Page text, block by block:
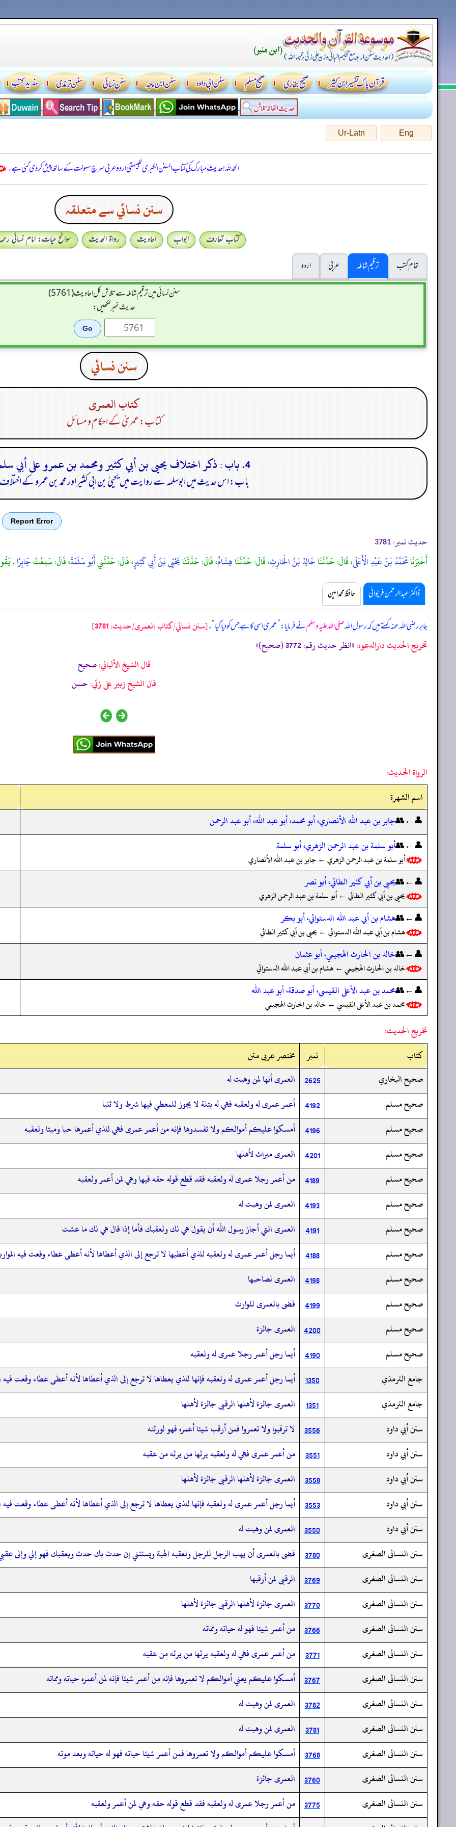
Eng
Ur-Latn
الحمدللہ! حدیث مبارک کی کتاب السنن الكبرى للبيهقي اردو عربی سرچ سہولت کے ساتھ پیش کر دی گئی ہے۔
سنن نسائي سے متعلقہ
کتاب تعارف ابواب احادیث رواۃ الحدیث
سوانح حیات: امام نسائی
تمام کتب
ترقیم شاملہ عربی
اردو
سنن نسائی میں ترقیم شاملہ سے تلاش کل احادیث (5761)
حدیث نمبر لکھیں:
سنن نسائي
كتاب العمرى
کتاب: عمریٰ کے احکام و مسائل
4. باب : ذكر اختلاف يحيى بن أبي كثير ومحمد بن عمرو على أبي سلمة فيه
باب: اس حدیث میں ابوسلمہ سے روایت میں یحییٰ بن ابی کثیر اور محمد بن عمرو کے
Report Error
حدیث نمبر: 3781
أَخْبَرَنَامُحَمَّدُ بْنُ عَبْدِ الْأَعْلَى، قَالَ: حَدَّثَنَاخَالِدُ بْنُ الْحَارِثِ، قَالَ: حَدَّثَنَاهِشَامٌ، قَالَ: حَدَّثَنَايَحْيَى بْنُ أَبِي كَثِيرٍ، قَالَ: حَدَّثَنِيأَبُو سَلَمَةَ، قَالَ: سَمِعْتُجَابِرًا,
ڈاکٹر عبدالرحمٰن فریوائی حافظ محمد امین
جابر رضی الله عنہ کہتے ہیں کہرسول اللہصلی اللہ علیہ وسلمنے فرمایا:”عمریٰ اسی کا ہے جس کو دیا گیا“۔[سنن نسائي/كتاب العمرى/حدیث: 3781]
تخریج الحدیث دارالدعوہ:«انظر حدیث رقم: 3772 (صحیح)»
قال الشيخ الألباني:صحيح
قال الشيخ زبير على زئي:حسن
الرواة الحديث:
اسم الشهرة
👤←👥جابر بن عبد الله الأنصاري، أبو محمد، أبو عبد الله، أبو عبد الرحمن
👤←👥أبو سلمة بن عبد الرحمن الزهري، أبو سلمة
أبو سلمة بن عبد الرحمن الزهري ← جابر بن عبد الله الأنصاري
👤←👥يحيى بن أبي كثير الطائي، أبو نصر
يحيى بن أبي كثير الطائي ← أبو سلمة بن عبد الرحمن الزهري
👤←👥هشام بن أبي عبد الله الدستوائي، أبو بكر
هشام بن أبي عبد الله الدستوائي ← يحيى بن أبي كثير الطائي
👤←👥خالد بن الحارث الهجيمي، أبو عثمان
خالد بن الحارث الهجيمي ← هشام بن أبي عبد الله الدستوائي
👤←👥محمد بن عبد الأعلى القيسي، أبو صدقة، أبو عبد الله
محمد بن عبد الأعلى القيسي ← خالد بن الحارث الهجيمي
تخريج الحديث:
کتاب
نمبر
مختصر عربی متن
صحيح البخاري
2625 العمرى أنها لمن وهبت له
صحيح مسلم
4192 أعمر عمرى له ولعقبه فهي له بتلة لا يجوز للمعطي فيها شرط ولا ثنيا
صحيح مسلم
4196 أمسكوا عليكم أموالكم ولا تفسدوها فإنه من أعمر عمرى فهي للذي أعمرها حيا وميتا ولعقبه
صحيح مسلم
4201
العمرى ميراث لأهلها
صحيح مسلم
4189 من أعمر رجلا عمرى له ولعقبه فقد قطع قوله حقه فيها وهي لمن أعمر ولعقبه
صحيح مسلم
4193
العمرى لمن وهبت له
صحيح مسلم
4191
العمرى التي أجاز رسول الله أن يقول هي لك ولعقبك فأما إذا قال هي لك ما عشت
صحيح مسلم
4188
أيما رجل أعمر عمرى له ولعقبه للذي أعطيها لا ترجع إلى الذي أعطاها لأنه أعطى عطاء وقعت فيه
صحيح مسلم
4198
العمرى لصاحبها
صحيح مسلم
4199
قضى بالعمرى للوارث
صحيح مسلم
4200 العمرى جائزة
صحيح مسلم
4190 أيما رجل أعمر رجلا عمرى له ولعقبه
جامع الترمذي
1350
أيما رجل أعمر عمرى له ولعقبه فإنها للذي يعطاها لا ترجع إلى الذي أعطاها لأنه أعطى عطاء وقعت فيه
جامع الترمذي
1351
العمرى جائزة لأهلها الرقبى جائزة لأهلها
سنن أبي داود
3556 لا ترقبوا ولا تعمروا فمن أرقب شيئا أعمره فهو لورثته
سنن أبي داود
3551
من أعمر عمرى فهي له ولعقبه يرثها من يرثه من عقبه
سنن أبي داود
3558
العمرى جائزة لأهلها الرقبى جائزة لأهلها
سنن أبي داود
3553 أيما رجل أعمر عمرى له ولعقبه فإنها للذي يعطاها لا ترجع إلى الذي أعطاها لأنه أعطى عطاء وقعت فيه
سنن أبي داود
3550 العمرى لمن وهبت له
سنن النسائى الصغرى
3780
قضى بالعمرى أن يهب الرجل للرجل ولعقبه الهبة ويستثني إن حدث بك حدث وبعقبك فهو إلي وإلى عقبي
سنن النسائى الصغرى
3769 الرقبى لمن أرقبها
سنن النسائى الصغرى
3770 العمرى جائزة لأهلها الرقبى جائزة لأهلها
سنن النسائى الصغرى
3766 من أعمر شيئا فهو له حياته ومماته
سنن النسائى الصغرى
3771
من أعمر عمرى فهي له ولعقبه يرثها من يرثه من عقبه
سنن النسائى الصغرى
3767 أمسكوا عليكم يعني أموالكم لا تعمروها فإنه من أعمر شيئا فإنه لمن أعمره حياته ومماته
سنن النسائى الصغرى
3782
العمرى لمن وهبت له
سنن النسائى الصغرى
3781
العمرى لمن وهبت له
سنن النسائى الصغرى
3768 أمسكوا عليكم أموالكم ولا تعمروها فمن أعمر شيئا حياته فهو له حياته وبعد موته
سنن النسائى الصغرى
3760 العمرى جائزة
سنن النسائى الصغرى
3775 من أعمر رجلا عمرى له ولعقبه فقد قطع قوله حقه وهي لمن أعمر ولعقبه